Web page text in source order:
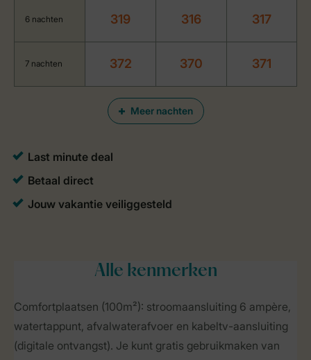
Meer nachten
6 nachten 319 316 317
7 nachten 372 370 371
Alle kenmerken
Comfortplaatsen (100m²): stroomaansluiting 6 ampère,
watertappunt, afvalwaterafvoer en kabeltv-aansluiting
(digitale ontvangst). Je kunt gratis gebruikmaken van